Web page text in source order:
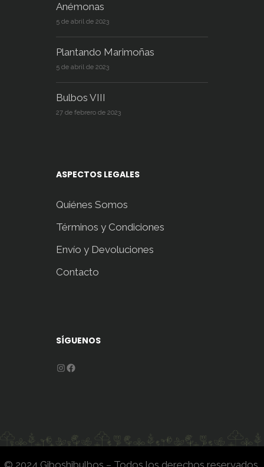
Anémonas
5 de abril de 2023
Plantando Marimoñas
5 de abril de 2023
Bulbos VIII
27 de febrero de 2023
ASPECTOS LEGALES
Quiénes Somos
Términos y Condiciones
Envío y Devoluciones
Contacto
SÍGUENOS
Instagram
Facebook
© 2024 Giboshibulbos – Todos los derechos reservados.